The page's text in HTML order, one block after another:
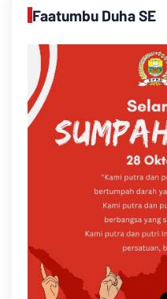
Faatumbu Duha SE